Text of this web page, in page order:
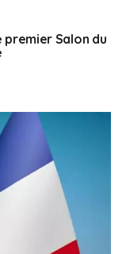
premier Salon du